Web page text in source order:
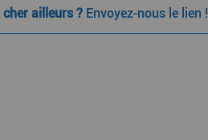
ailleurs ? Envoyez-nous le lien !